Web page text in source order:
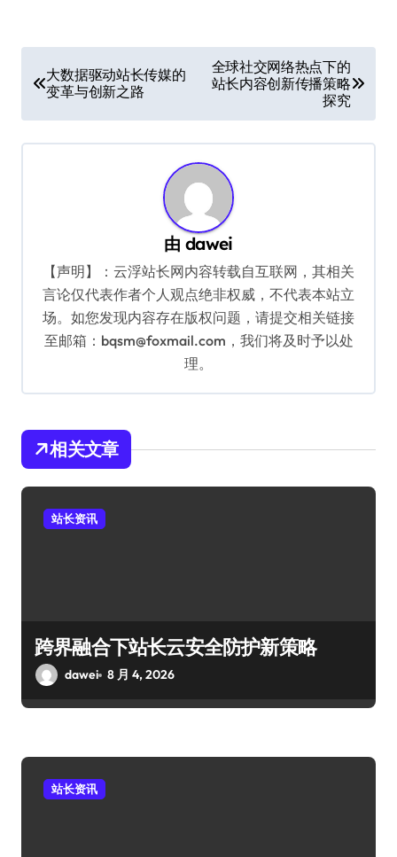
章
导
航
大数据驱动站长传媒的
变革与创新之路
全球社交网络热点下的
站长内容创新传播策略
探究
由dawei
【声明】：云浮站长网内容转载自互联网，其相关
言论仅代表作者个人观点绝非权威，不代表本站立
场。如您发现内容存在版权问题，请提交相关链接
至邮箱：bqsm@foxmail.com，我们将及时予以处
理。
相关文章
站长资讯
跨界融合下站长云安全防护新策略
dawei 8 月 4, 2026
站长资讯